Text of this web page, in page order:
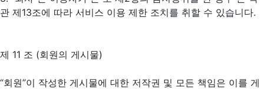
관 제13조에 따라 서비스 이용 제한 조치를 취할 수 있습니다.
제 11 조 (회원의 게시물)
“회원”이 작성한 게시물에 대한 저작권 및 모든 책임은 이를 게